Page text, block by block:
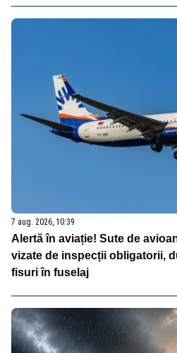
7 aug. 2026, 10:39
Alertă în aviație! Sute de
vizate de inspecții obligatorii,
fisuri în fuselaj